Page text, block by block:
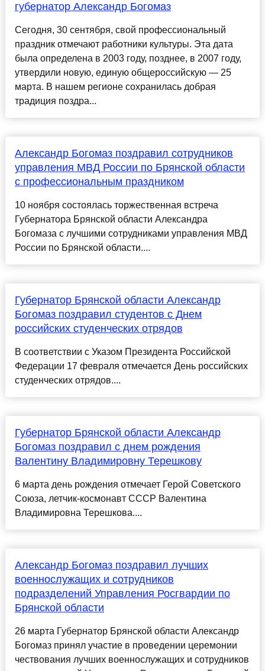
губернатор Александр Богомаз
Сегодня, 30 сентября, свой профессиональный
праздник отмечают работники культуры. Эта дата
была определена в 2003 году, позднее, в 2007 году,
утвердили новую, единую общероссийскую — 25
марта. В нашем регионе сохранилась добрая
традиция поздра...
Александр Богомаз поздравил сотрудников
управления МВД России по Брянской области
с профессиональным праздником
10 ноября состоялась торжественная встреча
Губернатора Брянской области Александра
Богомаза с лучшими сотрудниками управления МВД
России по Брянской области....
Губернатор Брянской области Александр
Богомаз поздравил студентов с Днем
российских студенческих отрядов
В соответствии с Указом Президента Российской
Федерации 17 февраля отмечается День российских
студенческих отрядов....
Губернатор Брянской области Александр
Богомаз поздравил с днем рождения
Валентину Владимировну Терешкову
6 марта день рождения отмечает Герой Советского
Союза, летчик-космонавт СССР Валентина
Владимировна Терешкова....
Александр Богомаз поздравил лучших
военнослужащих и сотрудников
подразделений Управления Росгвардии по
Брянской области
26 марта Губернатор Брянской области Александр
Богомаз принял участие в проведении церемонии
чествования лучших военнослужащих и сотрудников